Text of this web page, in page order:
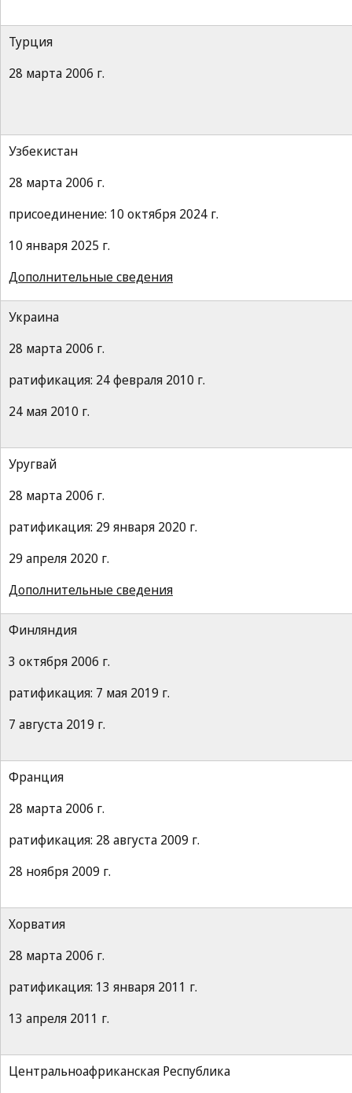
Турция
28 марта 2006 г.
Узбекистан
28 марта 2006 г.
присоединение: 10 октября 2024 г.
10 января 2025 г.
Дополнительные сведения
Украина
28 марта 2006 г.
ратификация: 24 февраля 2010 г.
24 мая 2010 г.
Уругвай
28 марта 2006 г.
ратификация: 29 января 2020 г.
29 апреля 2020 г.
Дополнительные сведения
Финляндия
3 октября 2006 г.
ратификация: 7 мая 2019 г.
7 августа 2019 г.
Франция
28 марта 2006 г.
ратификация: 28 августа 2009 г.
28 ноября 2009 г.
Хорватия
28 марта 2006 г.
ратификация: 13 января 2011 г.
13 апреля 2011 г.
Центральноафриканская Республика